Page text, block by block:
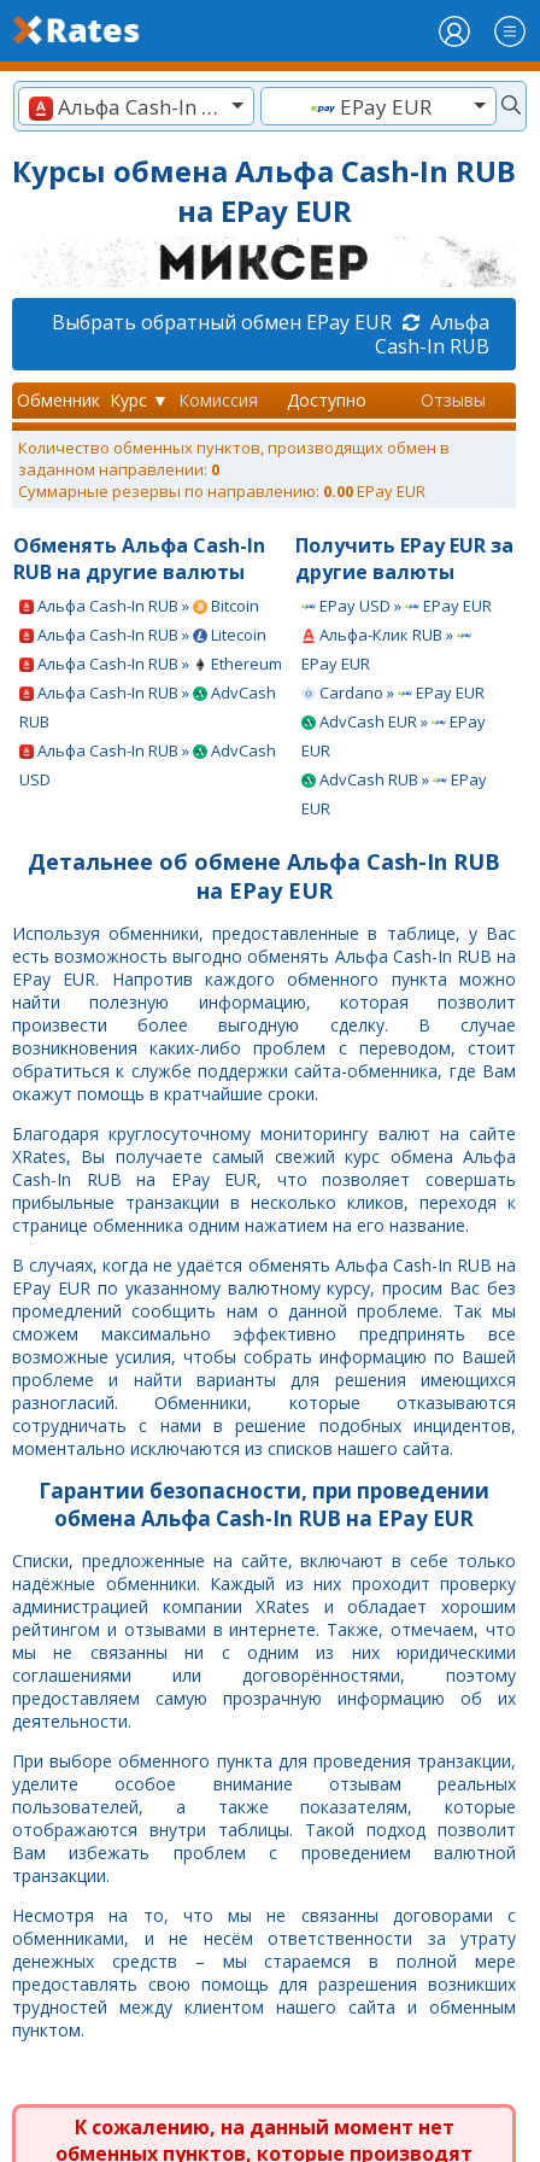
Альфа Cash-In RUB EPay EUR
Курсы обмена Альфа Cash-In RUB
на EPay EUR
Выбрать обратный обмен EPay EUR
Альфа
Cash-In RUB
Обменник Курс ▼ Комиссия Доступно Отзывы
Количество обменных пунктов, производящих обмен в
заданном направлении: 0
Суммарные резервы по направлению: 0.00EPay EUR
Обменять Альфа Cash-In
RUB на другие валюты
Альфа Cash-In RUB »
Bitcoin
Альфа Cash-In RUB »
Litecoin
Альфа Cash-In RUB »
Ethereum
Альфа Cash-In RUB »
AdvCash
RUB
Альфа Cash-In RUB »
AdvCash
USD
Получить EPay EUR за
другие валюты
EPay USD »
EPay EUR
Альфа-Клик RUB »
EPay EUR
Cardano »
EPay EUR
AdvCash EUR »
EPay
EUR
AdvCash RUB »
EPay
EUR
Детальнее об обмене Альфа Cash-In RUB
на EPay EUR
Используя обменники, предоставленные в таблице, у Вас
есть возможность выгодно обменять Альфа Cash-In RUB на
EPay EUR. Напротив каждого обменного пункта можно
найти полезную информацию, которая позволит
произвести более выгодную сделку. В случае
возникновения каких-либо проблем с переводом, стоит
обратиться к службе поддержки сайта-обменника, где Вам
окажут помощь в кратчайшие сроки.
Благодаря круглосуточному мониторингу валют на сайте
XRates, Вы получаете самый свежий курс обмена Альфа
Cash-In RUB на EPay EUR, что позволяет совершать
прибыльные транзакции в несколько кликов, переходя к
странице обменника одним нажатием на его название.
В случаях, когда не удаётся обменять Альфа Cash-In RUB на
EPay EUR по указанному валютному курсу, просим Вас без
промедлений сообщить нам о данной проблеме. Так мы
сможем максимально эффективно предпринять все
возможные усилия, чтобы собрать информацию по Вашей
проблеме и найти варианты для решения имеющихся
разногласий. Обменники, которые отказываются
сотрудничать с нами в решение подобных инцидентов,
моментально исключаются из списков нашего сайта.
Гарантии безопасности, при проведении
обмена Альфа Cash-In RUB на EPay EUR
Списки, предложенные на сайте, включают в себе только
надёжные обменники. Каждый из них проходит проверку
администрацией компании XRates и обладает хорошим
рейтингом и отзывами в интернете. Также, отмечаем, что
мы не связанны ни с одним из них юридическими
соглашениями или договорённостями, поэтому
предоставляем самую прозрачную информацию об их
деятельности.
При выборе обменного пункта для проведения транзакции,
уделите особое внимание отзывам реальных
пользователей, а также показателям, которые
отображаются внутри таблицы. Такой подход позволит
Вам избежать проблем с проведением валютной
транзакции.
Несмотря на то, что мы не связанны договорами с
обменниками, и не несём ответственности за утрату
денежных средств – мы стараемся в полной мере
предоставлять свою помощь для разрешения возникших
трудностей между клиентом нашего сайта и обменным
пунктом.
К сожалению, на данный момент нет
обменных пунктов, которые производят